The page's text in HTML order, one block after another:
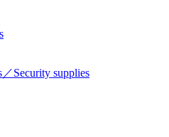
Security supplies